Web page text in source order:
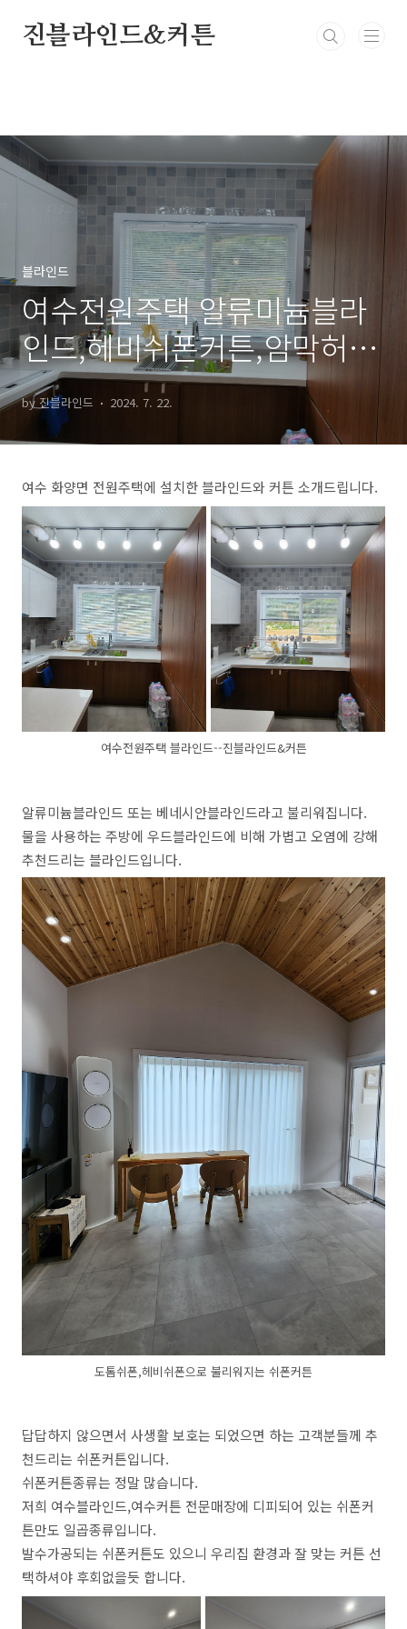
진블라인드&커튼
블라인드
여수전원주택 알류미늄블라
인드,헤비쉬폰커튼,암막허니
콤,버티컬
by 진블라인드 2024. 7. 22.
여수 화양면 전원주택에 설치한 블라인드와 커튼 소개드립니다.
여수전원주택 블라인드--진블라인드&커튼
알류미늄블라인드 또는 베네시안블라인드라고 불리워집니다.
물을 사용하는 주방에 우드블라인드에 비해 가볍고 오염에 강해
추천드리는 블라인드입니다.
도톰쉬폰,헤비쉬폰으로 불리워지는 쉬폰커튼
답답하지 않으면서 사생활 보호는 되었으면 하는 고객분들께 추
천드리는 쉬폰커튼입니다.
쉬폰커튼종류는 정말 많습니다.
저희 여수블라인드,여수커튼 전문매장에 디피되어 있는 쉬폰커
튼만도 일곱종류입니다.
발수가공되는 쉬폰커튼도 있으니 우리집 환경과 잘 맞는 커튼 선
택하셔야 후회없을듯 합니다.